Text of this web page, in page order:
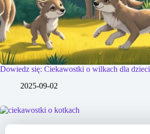
Dowiedz się: Ciekawostki o wilkach dla dzieci
2025-09-02